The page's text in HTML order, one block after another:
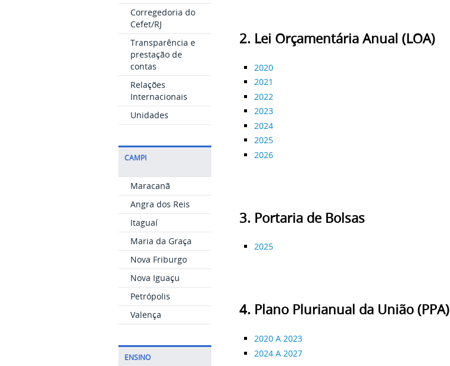
Corregedoria do
Cefet/RJ
Transparência e
prestação de
contas
Relações
Internacionais
Unidades
CAMPI
Maracanã
Angra dos Reis
Itaguaí
Maria da Graça
Nova Friburgo
Nova Iguaçu
Petrópolis
Valença
ENSINO
2. Lei Orçamentária Anual (LOA)
2020
2021
2022
2023
2024
2025
2026
3. Portaria de Bolsas
2025
4. Plano Plurianual da União (PPA)
2020 A 2023
2024 A 2027